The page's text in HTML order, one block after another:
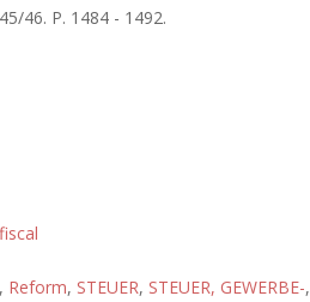
46. P. 1484 - 1492.
, Reform, STEUER, STEUER, GEWERBE-,